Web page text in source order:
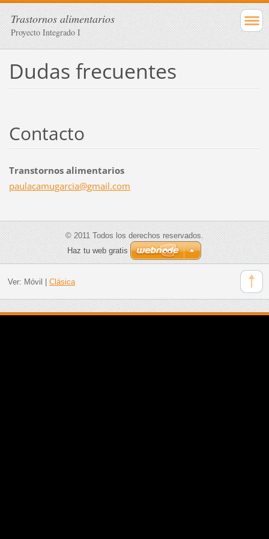
Trastornos alimentarios
Proyecto Integrado I
Dudas frecuentes
Contacto
Transtornos alimentarios
paulacamugarcia@gmail.com
© 2011 Todos los derechos reservados.
Haz tu web gratis
Ver: Móvil Clásica